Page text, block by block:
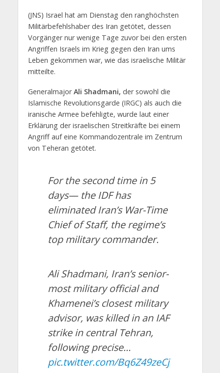
(JNS) Israel hat am Dienstag den ranghöchsten
Militärbefehlshaber des Iran getötet, dessen
Vorgänger nur wenige Tage zuvor bei den ersten
Angriffen Israels im Krieg gegen den Iran ums
Leben gekommen war, wie das israelische Militär
mitteilte.
GeneralmajorAli Shadmani, der sowohl die
Islamische Revolutionsgarde (IRGC) als auch die
iranische Armee befehligte, wurde laut einer
Erklärung der israelischen Streitkräfte bei einem
Angriff auf eine Kommandozentrale im Zentrum
von Teheran getötet.
For the second time in 5
days— the IDF has
eliminated Iran’s War-Time
Chief of Staff, the regime’s
top military commander.
Ali Shadmani, Iran’s senior-
most military official and
Khamenei’s closest military
advisor, was killed in an IAF
strike in central Tehran,
following precise…
pic.twitter.com/Bq6Z49zeCj